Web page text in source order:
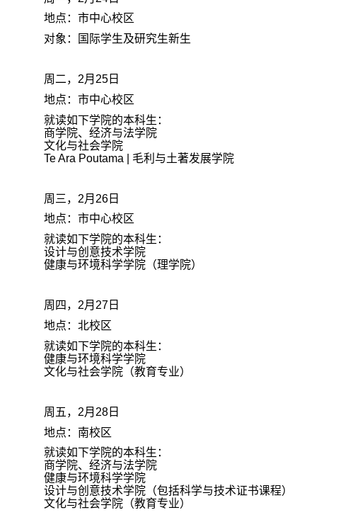
地点：市中心校区
对象：国际学生及研究生新生
周二， 2月 25 日
地点：市中心校区
就读如下学院的本科生：
商学院、经济与法学院
文化与社会学院
Te Ara Poutama | 毛利与土著发展学院
周三， 2月 26 日
地点：市中心校区
就读如下学院的本科生：
设计与创意技术学院
健康与环境科学学院（理学院）
周四， 2月 27 日
地点：北校区
就读如下学院的本科生：
健康与环境科学学院
文化与社会学院（教育专业）
周五， 2月 28 日
地点：南校区
就读如下学院的本科生：
商学院、经济与法学院
健康与环境科学学院
设计与创意技术学院（包括科学与技术证书课程）
文化与社会学院（教育专业）